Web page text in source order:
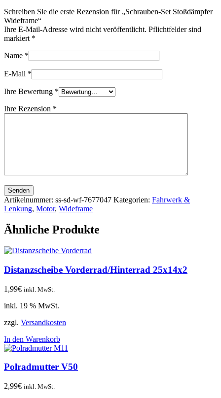
Schreiben Sie die erste Rezension für „Schrauben-Set Stoßdämpfer
Wideframe“
Ihre E-Mail-Adresse wird nicht veröffentlicht. Pflichtfelder sind
markiert *
Name *
E-Mail *
Ihre Bewertung *
Ihre Rezension *
Senden
Artikelnummer: ss-sd-wf-7677047 Kategorien: Fahrwerk &
Lenkung, Motor, Wideframe
Ähnliche Produkte
Distanzscheibe Vorderrad/Hinterrad 25x14x2
1,99€ inkl. MwSt.
inkl. 19 % MwSt.
zzgl. Versandkosten
In den Warenkorb
Polradmutter V50
2,99€ inkl. MwSt.